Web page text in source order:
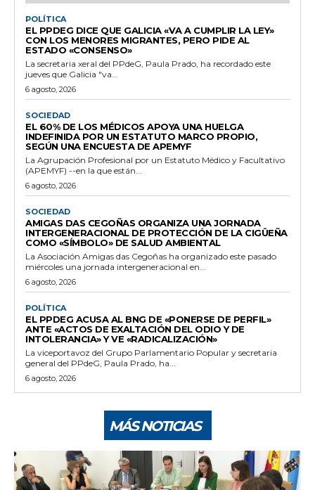
POLÍTICA
EL PPDEG DICE QUE GALICIA «VA A CUMPLIR LA LEY»
CON LOS MENORES MIGRANTES, PERO PIDE AL
ESTADO «CONSENSO»
La secretaria xeral del PPdeG, Paula Prado, ha recordado este
jueves que Galicia "va...
6 agosto, 2026
SOCIEDAD
EL 60% DE LOS MÉDICOS APOYA UNA HUELGA
INDEFINIDA POR UN ESTATUTO MARCO PROPIO,
SEGÚN UNA ENCUESTA DE APEMYF
La Agrupación Profesional por un Estatuto Médico y Facultativo
(APEMYF) --en la que están...
6 agosto, 2026
SOCIEDAD
AMIGAS DAS CEGOÑAS ORGANIZA UNA JORNADA
INTERGENERACIONAL DE PROTECCIÓN DE LA CIGÜEÑA
COMO «SÍMBOLO» DE SALUD AMBIENTAL
La Asociación Amigas das Cegoñas ha organizado este pasado
miércoles una jornada intergeneracional en...
6 agosto, 2026
POLÍTICA
EL PPDEG ACUSA AL BNG DE «PONERSE DE PERFIL»
ANTE «ACTOS DE EXALTACIÓN DEL ODIO Y DE
INTOLERANCIA» Y VE «RADICALIZACIÓN»
La viceportavoz del Grupo Parlamentario Popular y secretaria
general del PPdeG, Paula Prado, ha...
6 agosto, 2026
MÁS NOTICIAS